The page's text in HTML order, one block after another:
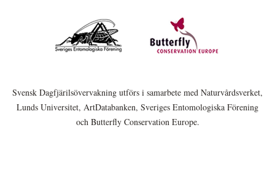
Svensk Dagfjärilsövervakning utförs i samarbete med Naturvårdsverket,
Lunds Universitet, ArtDatabanken, Sveriges Entomologiska Förening
och Butterfly Conservation Europe.